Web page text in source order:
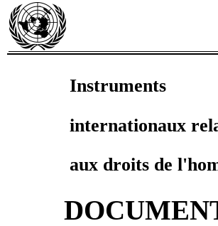
Instruments
internationaux
aux droits de